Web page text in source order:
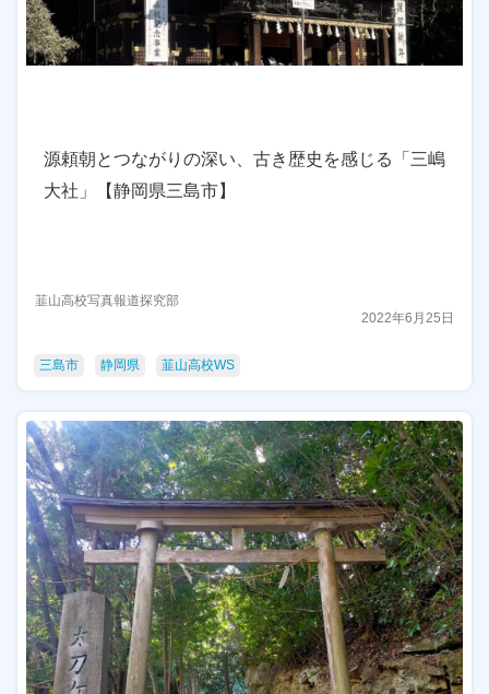
源頼朝とつながりの深い、古き歴史を感じる「三嶋
大社」【静岡県三島市】
韮山高校写真報道探究部
2022年6月25日
三島市 静岡県 韮山高校WS